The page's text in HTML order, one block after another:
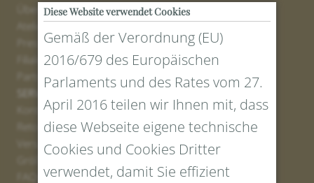
Über uns
Atelier
Presse
Filialen
Partner
SERVICE
Kontakt
Retourenportal
Versand
Diese Website verwendet Cookies
Gemäß der Verordnung (EU)
2016/679 des Europäischen
Parlaments und des Rates vom 27.
April 2016 teilen wir Ihnen mit, dass
diese Webseite eigene technische
Cookies und Cookies Dritter
verwendet, damit Sie effizient